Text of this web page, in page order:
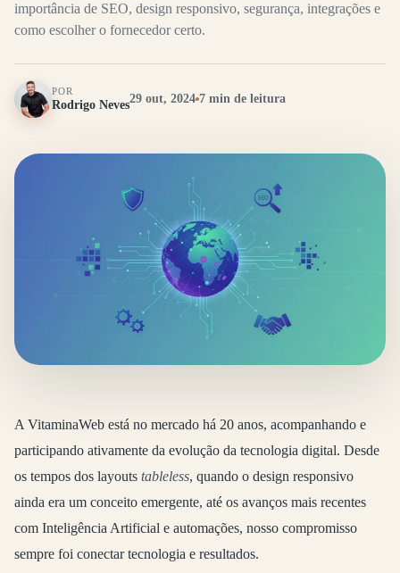
importância de SEO, design responsivo, segurança, integrações e
como escolher o fornecedor certo.
POR
Rodrigo Neves29 out, 2024 7 min de leitura
A VitaminaWeb está no mercado há 20 anos, acompanhando e
participando ativamente da evolução da tecnologia digital. Desde
os tempos dos layouts tableless, quando o design responsivo
ainda era um conceito emergente, até os avanços mais recentes
com Inteligência Artificial e automações, nosso compromisso
sempre foi conectar tecnologia e resultados.